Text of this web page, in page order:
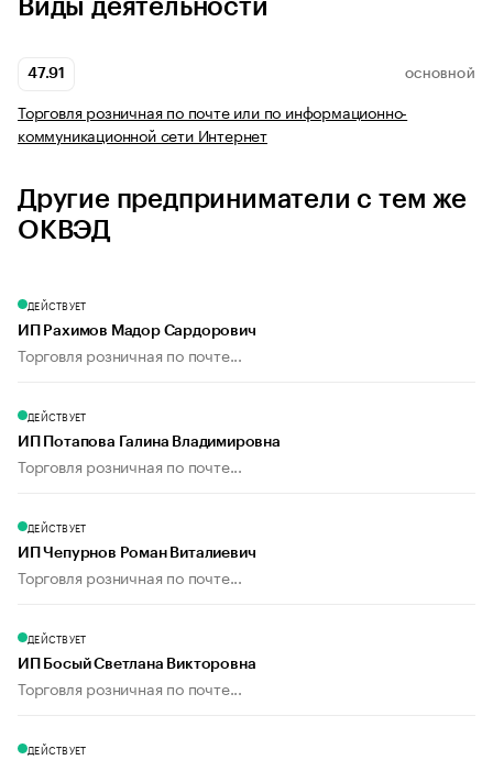
Виды деятельности
47.91 ОСНОВНОЙ
Торговля розничная по почте или по информационно-
коммуникационной сети Интернет
Другие предприниматели с тем же
ОКВЭД
ДЕЙСТВУЕТ
ИП Рахимов Мадор Сардорович
Торговля розничная по почте...
ДЕЙСТВУЕТ
ИП Потапова Галина Владимировна
Торговля розничная по почте...
ДЕЙСТВУЕТ
ИП Чепурнов Роман Виталиевич
Торговля розничная по почте...
ДЕЙСТВУЕТ
ИП Босый Светлана Викторовна
Торговля розничная по почте...
ДЕЙСТВУЕТ